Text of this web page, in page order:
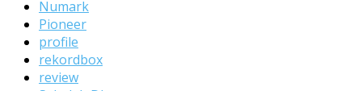
Numark
Pioneer
profile
rekordbox
review